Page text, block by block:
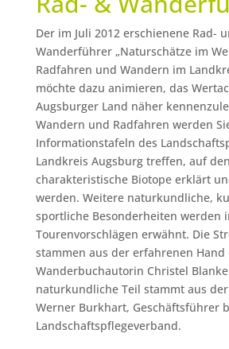
Der im Juli 2012 erschienene Rad-
Wanderführer „Naturschätze im
Radfahren und Wandern im
möchte dazu animieren, das
Augsburger Land näher
Wandern und Radfahren werden
Informationstafeln des
Landkreis Augsburg treffen, auf
charakteristische Biotope erklärt
werden. Weitere naturkundliche,
sportliche Besonderheiten werden
Tourenvorschlägen erwähnt. Die
stammen aus der erfahrenen Hand
Wanderbuchautorin Christel
naturkundliche Teil stammt aus der
Werner Burkhart, Geschäftsführer
Landschaftspflegeverband.